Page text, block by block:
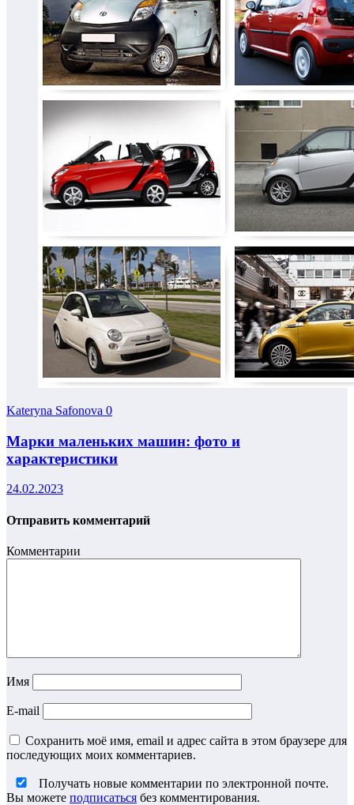
Kateryna Safonova 0
Марки маленьких машин: фото и
характеристики
24.02.2023
Отправить комментарий
Комментарии
Имя
E-mail
Сохранить моё имя, email и адрес сайта в этом браузере для
последующих моих комментариев.
Получать новые комментарии по электронной почте.
Вы можете подписаться без комментирования.